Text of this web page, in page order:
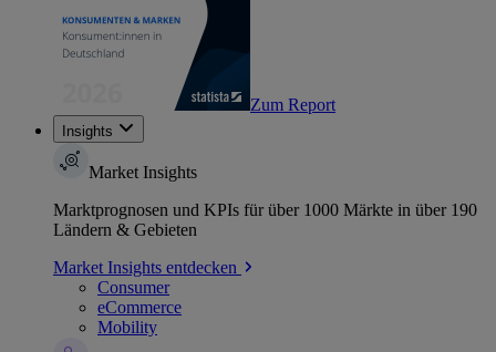
Zum Report
Insights
Market Insights
Marktprognosen und KPIs für über 1000 Märkte in über 190
Ländern & Gebieten
Market Insights entdecken
Consumer
eCommerce
Mobility